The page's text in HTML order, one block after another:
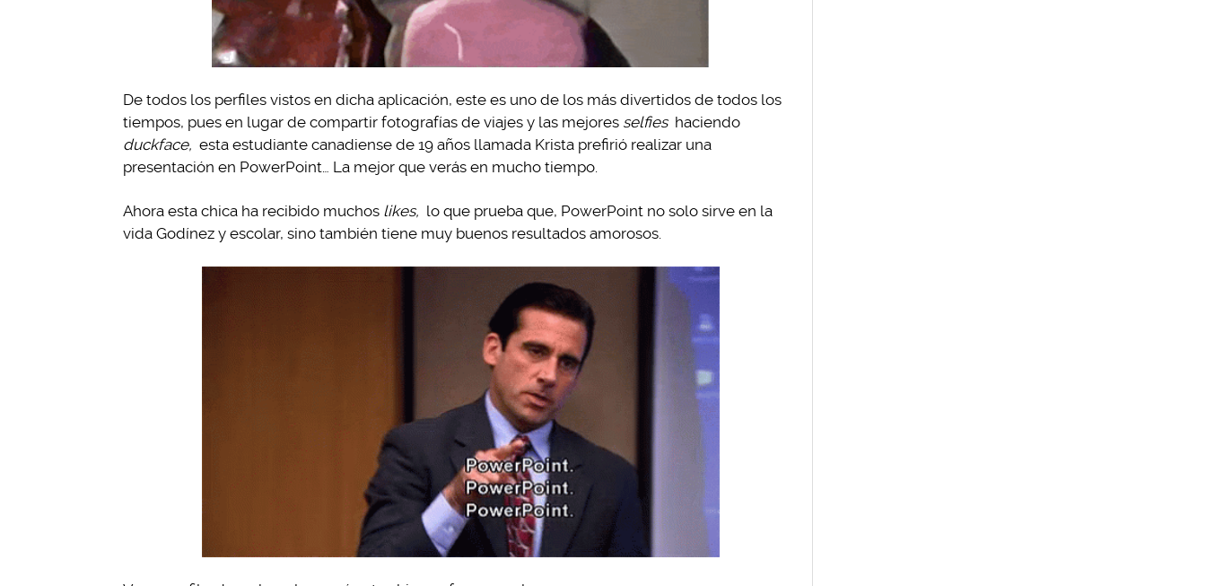
De todos los perfiles vistos en dicha aplicación, este es uno de los más divertidos de todos los
tiempos, pues en lugar de compartir fotografías de viajes y las mejores selfies haciendo
duckface, esta estudiante canadiense de 19 años llamada Krista prefirió realizar una
presentación en PowerPoint… La mejor que verás en mucho tiempo.
Ahora esta chica ha recibido muchos likes, lo que prueba que, PowerPoint no solo sirve en la
vida Godínez y escolar, sino también tiene muy buenos resultados amorosos.